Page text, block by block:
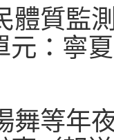
體質監
元：寧
舞等年